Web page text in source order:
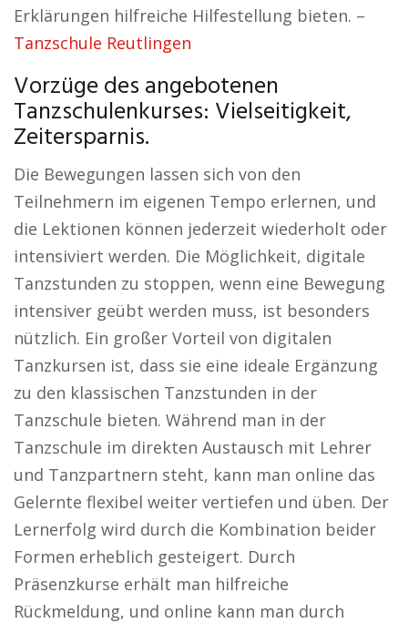
Erklärungen hilfreiche Hilfestellung bieten. –
Tanzschule Reutlingen
Vorzüge des angebotenen
Tanzschulenkurses: Vielseitigkeit,
Zeitersparnis.
Die Bewegungen lassen sich von den
Teilnehmern im eigenen Tempo erlernen, und
die Lektionen können jederzeit wiederholt oder
intensiviert werden. Die Möglichkeit, digitale
Tanzstunden zu stoppen, wenn eine Bewegung
intensiver geübt werden muss, ist besonders
nützlich. Ein großer Vorteil von digitalen
Tanzkursen ist, dass sie eine ideale Ergänzung
zu den klassischen Tanzstunden in der
Tanzschule bieten. Während man in der
Tanzschule im direkten Austausch mit Lehrer
und Tanzpartnern steht, kann man online das
Gelernte flexibel weiter vertiefen und üben. Der
Lernerfolg wird durch die Kombination beider
Formen erheblich gesteigert. Durch
Präsenzkurse erhält man hilfreiche
Rückmeldung, und online kann man durch